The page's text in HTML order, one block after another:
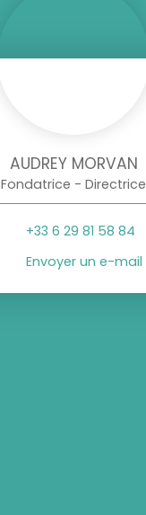
AUDREY MORVAN
Fondatrice - Directrice
+33 6 29 81 58 84
Envoyer un e-mail